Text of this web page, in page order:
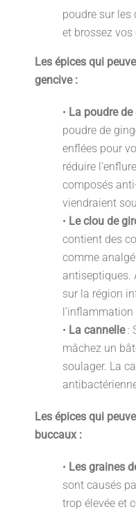
poudre sur les
et brossez vos
Les épices qui
gencive :
• La poudre
poudre de
enflées pour
réduire
composés
viendraient
• Le clou de
contient des
comme
antiseptiques.
sur la région
l’inflammation
• La cannelle:
mâchez un
soulager. La
Les épices qui
buccaux :
• Les graines
sont causés
trop élevée et